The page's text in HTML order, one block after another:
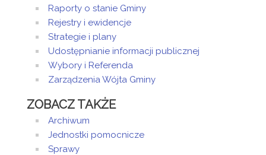
Raporty o stanie Gminy
Rejestry i ewidencje
Strategie i plany
Udostępnianie informacji publicznej
Wybory i Referenda
Zarządzenia Wójta Gminy
ZOBACZ TAKŻE
Archiwum
Jednostki pomocnicze
Sprawy